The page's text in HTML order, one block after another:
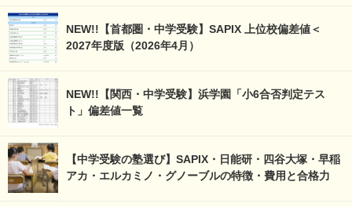
NEW!!【首都圏・中学受験】SAPIX 上位校偏差値＜
2027年度版（2026年4月）
NEW!!【関西・中学受験】浜学園「小6合否判定テス
ト」偏差値一覧
【中学受験の塾選び】SAPIX・日能研・四谷大塚・早稲
アカ・エルカミノ・グノーブルの特徴・費用と合格力